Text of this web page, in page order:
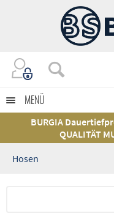
MENÜ
BURGIA
QUALITÄT
Hosen